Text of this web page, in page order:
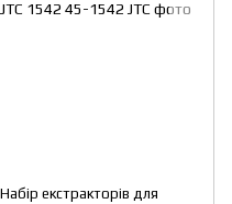
Набір екстракторів для